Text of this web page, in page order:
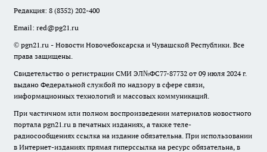
Редакция: 8 (8352) 202-400
Email: red@pg21.ru
© pgn21.ru - Новости Новочебоксарска и Чувашской Республики. Все
права защищены.
Свидетельство о регистрации СМИ ЭЛ№ФС77-87732 от 09 июля 2024 г.
выдано Федеральной службой по надзору в сфере связи,
информационных технологий и массовых коммуникаций.
При частичном или полном воспроизведении материалов новостного
портала pgn21.ru в печатных изданиях, а также теле-
радиосообщениях ссылка на издание обязательна. При использовании
в Интернет-изданиях прямая гиперссылка на ресурс обязательна, в